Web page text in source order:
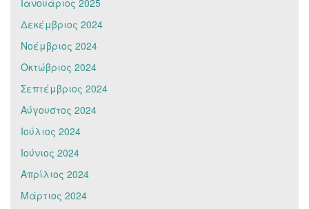
Ιανουάριος 2025
Δεκέμβριος 2024
Νοέμβριος 2024
Οκτώβριος 2024
Σεπτέμβριος 2024
Αύγουστος 2024
Ιούλιος 2024
Ιούνιος 2024
Απρίλιος 2024
Μάρτιος 2024